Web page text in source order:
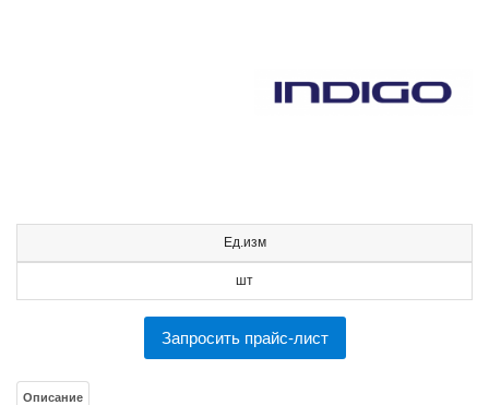
Ед.изм
шт
Запросить прайс-лист
Описание